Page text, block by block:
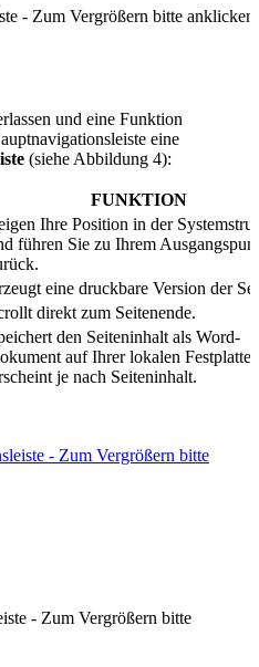
- Zum Vergrößern bitte anklicken
und eine Funktion
eine
(siehe Abbildung 4):
FUNKTION
Ihre Position in der
führen Sie zu Ihrem
eine druckbare Version der
direkt zum Seitenende.
den Seiteninhalt als Word-
auf Ihrer lokalen Festplatte.
je nach Seiteninhalt.
- Zum Vergrößern bitte